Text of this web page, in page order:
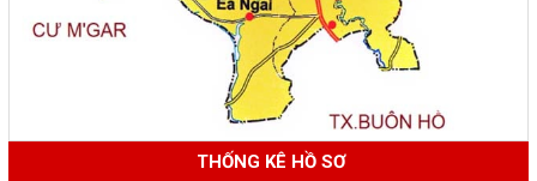
THỐNG KÊ HỒ SƠ